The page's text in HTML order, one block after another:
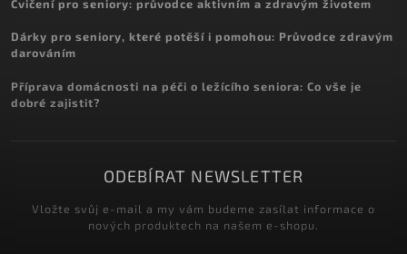
Cvičení pro seniory: průvodce aktivním a zdravým životem
Dárky pro seniory, které potěší i pomohou: Průvodce zdravým
darováním
Příprava domácnosti na péči o ležícího seniora: Co vše je
dobré zajistit?
ODEBÍRAT NEWSLETTER
Vložte svůj e-mail a my vám budeme zasílat informace o
nových produktech na našem e-shopu.